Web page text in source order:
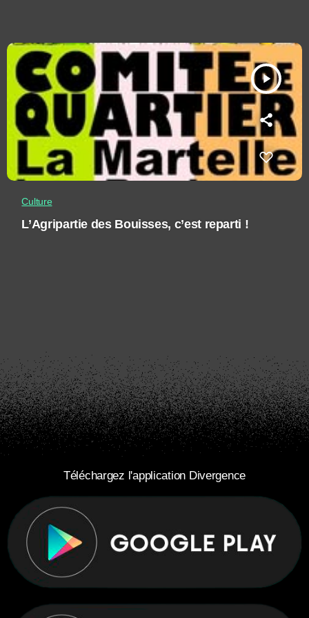
play_arrow
Culture
L’Agripartie des Bouisses, c’est reparti !
Téléchargez l'application Divergence